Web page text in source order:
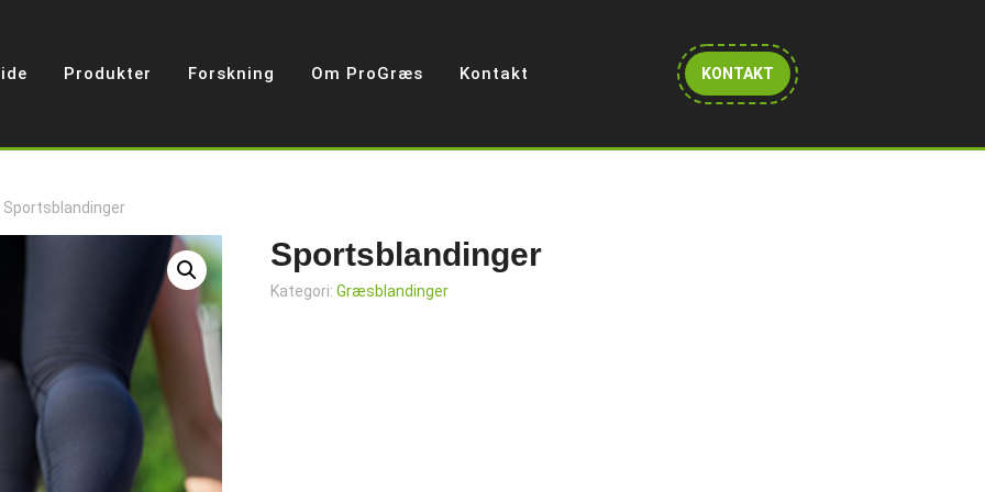
Produkter Forskning Om ProGræs Kontakt KONTAKT Get
A
Sportsblandinger
Sportsblandinger
Kategori: Græsblandinger